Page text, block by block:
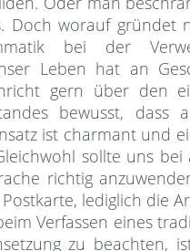
Doch worauf gründet
bei der
Leben hat an
gern über den
bewusst, dass
ist charmant und
sollte uns bei
richtig
lediglich die
Verfassen eines
zu beachten,